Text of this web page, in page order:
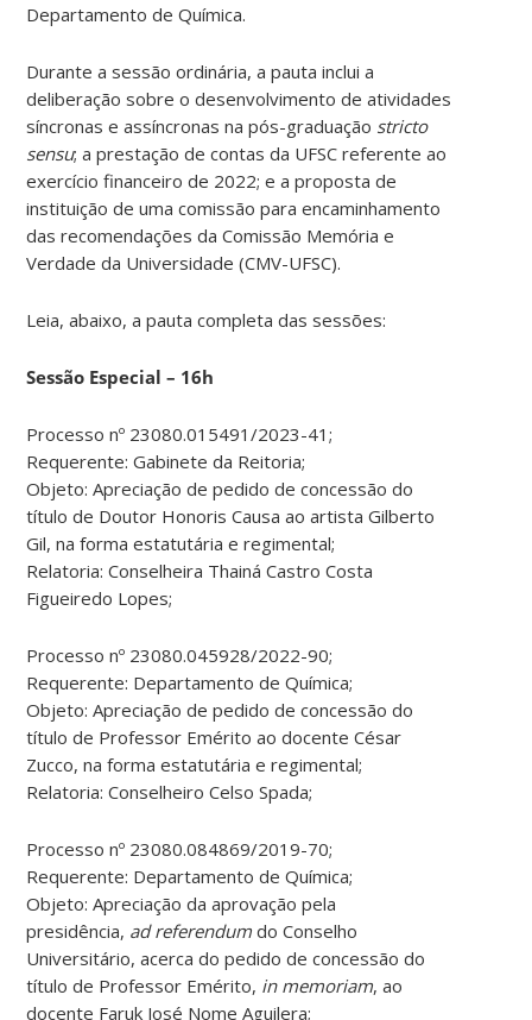
Departamento de Química.
Durante a sessão ordinária, a pauta inclui a
deliberação sobre o desenvolvimento de atividades
síncronas e assíncronas na pós-graduação stricto
sensu; a prestação de contas da UFSC referente ao
exercício financeiro de 2022; e a proposta de
instituição de uma comissão para encaminhamento
das recomendações da Comissão Memória e
Verdade da Universidade (CMV-UFSC).
Leia, abaixo, a pauta completa das sessões:
Sessão Especial – 16h
Processo nº 23080.015491/2023-41;
Requerente: Gabinete da Reitoria;
Objeto: Apreciação de pedido de concessão do
título de Doutor Honoris Causa ao artista Gilberto
Gil, na forma estatutária e regimental;
Relatoria: Conselheira Thainá Castro Costa
Figueiredo Lopes;
Processo nº 23080.045928/2022-90;
Requerente: Departamento de Química;
Objeto: Apreciação de pedido de concessão do
título de Professor Emérito ao docente César
Zucco, na forma estatutária e regimental;
Relatoria: Conselheiro Celso Spada;
Processo nº 23080.084869/2019-70;
Requerente: Departamento de Química;
Objeto: Apreciação da aprovação pela
presidência, ad referendum do Conselho
Universitário, acerca do pedido de concessão do
título de Professor Emérito, in memoriam, ao
docente Faruk José Nome Aguilera;